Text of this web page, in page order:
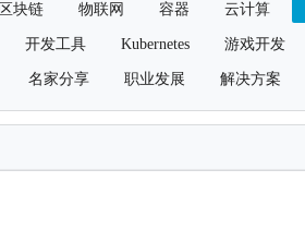
区块链 物联网 容器 云计算
开发工具 Kubernetes 游戏开发
名家分享 职业发展 解决方案